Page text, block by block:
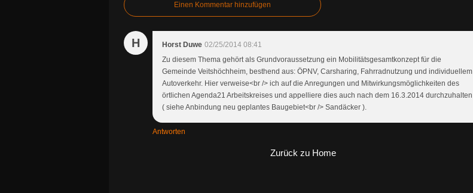
Einen Kommentar hinzufügen
H Horst Duwe 02/25/2014 08:41
Zu diesem Thema gehört als Grundvoraussetzung ein Mobilitätsgesamtkonzept für die
Gemeinde Veitshöchheim, besthend aus: ÖPNV, Carsharing, Fahrradnutzung und individuellem
Autoverkehr. Hier verweise<br /> ich auf die Anregungen und Mitwirkungsmöglichkeiten des
örtlichen Agenda21 Arbeitskreises und appelliere dies auch nach dem 16.3.2014 durchzuhalten
( siehe Anbindung neu geplantes Baugebiet<br /> Sandäcker ).
Antworten
Zurück zu Home